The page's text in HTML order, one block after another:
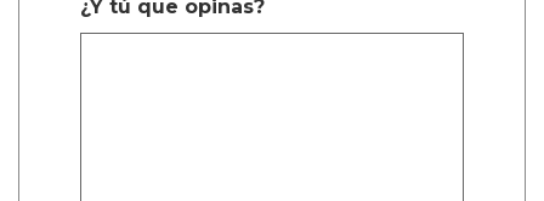
¿Y tú que opinas?